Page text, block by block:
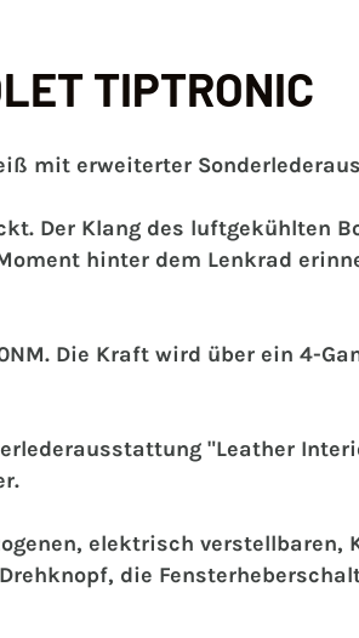
TIPTRONIC
mit erweiterter
Der Klang des luftgekühlten
hinter dem Lenkrad
Die Kraft wird über ein 4-
"Leather
elektrisch verstellbaren,
die